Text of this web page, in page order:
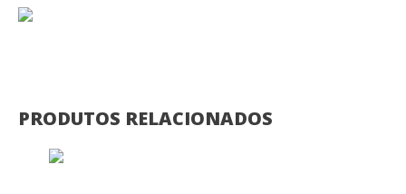
PRODUTOS RELACIONADOS